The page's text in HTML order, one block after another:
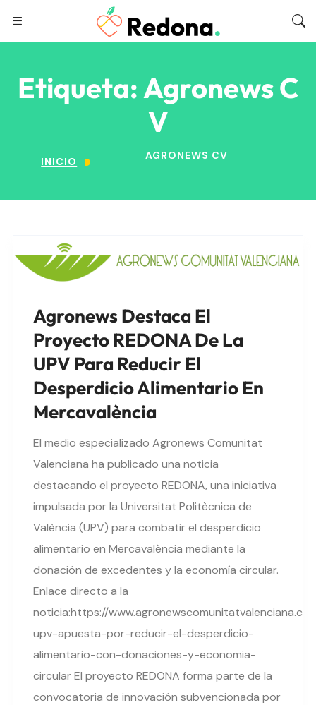
Etiqueta:Agronews C
V
INICIO AGRONEWS CV
Agronews Destaca El
Proyecto REDONA De La
UPV Para Reducir El
Desperdicio Alimentario En
Mercavalència
El medio especializado Agronews Comunitat
Valenciana ha publicado una noticia
destacando el proyecto REDONA, una iniciativa
impulsada por la Universitat Politècnica de
València (UPV) para combatir el desperdicio
alimentario en Mercavalència mediante la
donación de excedentes y la economía circular.
Enlace directo a la
noticia:https://
upv-apuesta-por-reducir-el-desperdicio-
alimentario-con-donaciones-y-economia-
circular El proyecto REDONA forma parte de la
convocatoria de innovación subvencionada por